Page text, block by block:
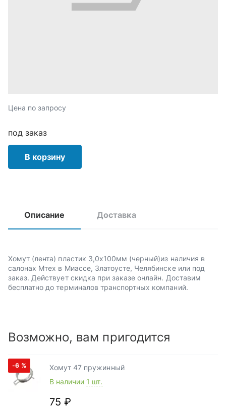
Цена по запросу
под заказ
В корзину
Описание Доставка
Хомут (лента) пластик 3,0х100мм (черный)из наличия в
салонах Мтех в Миассе, Златоусте, Челябинске или под
заказ. Действует скидка при заказе онлайн. Доставим
бесплатно до терминалов транспортных компаний.
Возможно, вам пригодится
-6 %
Хомут 47 пружинный
В наличии 1 шт.
75 ₽